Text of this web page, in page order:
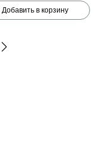
Добавить в корзину